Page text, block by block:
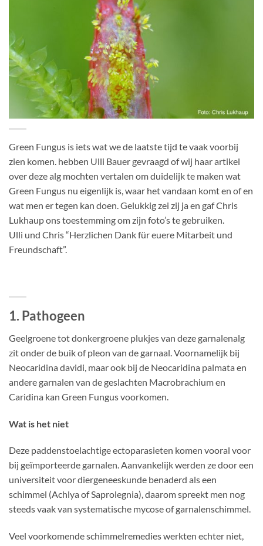
Green Fungus is iets wat we de laatste tijd te vaak voorbij
zien komen. hebben Ulli Bauer gevraagd of wij haar artikel
over deze alg mochten vertalen om duidelijk te maken wat
Green Fungus nu eigenlijk is, waar het vandaan komt en of en
wat men er tegen kan doen. Gelukkig zei zij ja en gaf Chris
Lukhaup ons toestemming om zijn foto’s te gebruiken.
Ulli und Chris “Herzlichen Dank für euere Mitarbeit und
Freundschaft”.
1. Pathogeen
Geelgroene tot donkergroene plukjes van deze garnalenalg
zit onder de buik of pleon van de garnaal. Voornamelijk bij
Neocaridina davidi, maar ook bij de Neocaridina palmata en
andere garnalen van de geslachten Macrobrachium en
Caridina kan Green Fungus voorkomen.
Wat is het niet
Deze paddenstoelachtige ectoparasieten komen vooral voor
bij geïmporteerde garnalen. Aanvankelijk werden ze door een
universiteit voor diergeneeskunde benaderd als een
schimmel (Achlya of Saprolegnia), daarom spreekt men nog
steeds vaak van systematische mycose of garnalenschimmel.
Veel voorkomende schimmelremedies werkten echter niet,